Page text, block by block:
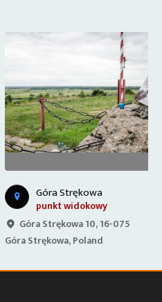
Góra Strękowa
punkt widokowy
Góra Strękowa 10, 16-075
Góra Strękowa, Poland